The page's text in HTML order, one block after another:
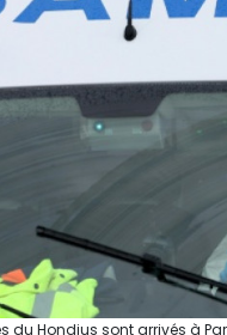
Hondius sont arrivés à